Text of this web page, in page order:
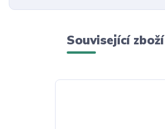
Související zboží